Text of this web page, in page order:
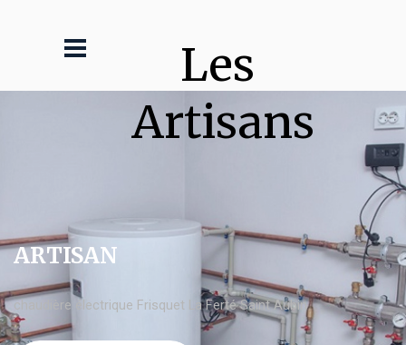
Les
Artisans
ARTISAN
chaudière électrique Frisquet La Ferté Saint Aubin